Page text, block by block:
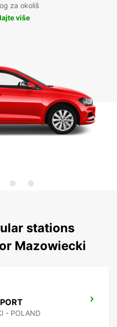
za okoliš
više
stations
Mazowiecki
- POLAND